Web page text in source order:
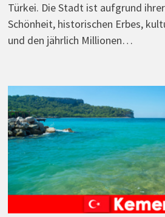
Türkei. Die Stadt ist aufgrund
Schönheit, historischen Erbes,
und den jährlich Millionen…